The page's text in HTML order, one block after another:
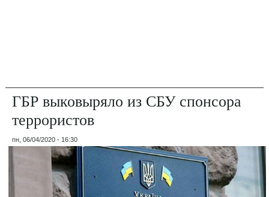
ГБР выковыряло из СБУ спонсора
террористов
пн, 06/04/2020 - 16:30